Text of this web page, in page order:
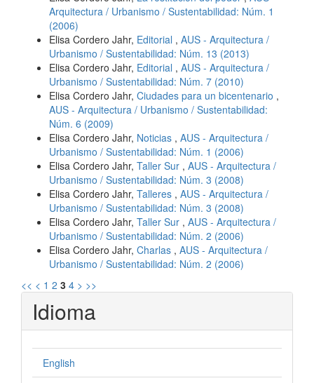
Arquitectura / Urbanismo / Sustentabilidad: Núm. 1
(2006)
Elisa Cordero Jahr, Editorial , AUS - Arquitectura /
Urbanismo / Sustentabilidad: Núm. 13 (2013)
Elisa Cordero Jahr, Editorial , AUS - Arquitectura /
Urbanismo / Sustentabilidad: Núm. 7 (2010)
Elisa Cordero Jahr, Ciudades para un bicentenario ,
AUS - Arquitectura / Urbanismo / Sustentabilidad:
Núm. 6 (2009)
Elisa Cordero Jahr, Noticias , AUS - Arquitectura /
Urbanismo / Sustentabilidad: Núm. 1 (2006)
Elisa Cordero Jahr, Taller Sur , AUS - Arquitectura /
Urbanismo / Sustentabilidad: Núm. 3 (2008)
Elisa Cordero Jahr, Talleres , AUS - Arquitectura /
Urbanismo / Sustentabilidad: Núm. 3 (2008)
Elisa Cordero Jahr, Taller Sur , AUS - Arquitectura /
Urbanismo / Sustentabilidad: Núm. 2 (2006)
Elisa Cordero Jahr, Charlas , AUS - Arquitectura /
Urbanismo / Sustentabilidad: Núm. 2 (2006)
<< < 1 2 3 4 > >>
Idioma
English